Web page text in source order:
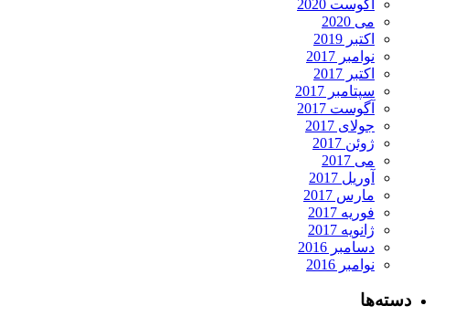
آگوست 2020
می 2020
اکتبر 2019
نوامبر 2017
اکتبر 2017
سپتامبر 2017
آگوست 2017
جولای 2017
ژوئن 2017
می 2017
آوریل 2017
مارس 2017
فوریه 2017
ژانویه 2017
دسامبر 2016
نوامبر 2016
دسته‌ها